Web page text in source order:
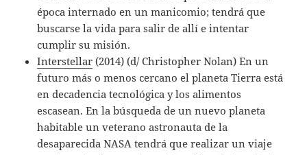
época internado en un manicomio; tendrá que
buscarse la vida para salir de allí e intentar
cumplir su misión.
Interstellar (2014) (d/ Christopher Nolan) En un
futuro más o menos cercano el planeta Tierra está
en decadencia tecnológica y los alimentos
escasean. En la búsqueda de un nuevo planeta
habitable un veterano astronauta de la
desaparecida NASA tendrá que realizar un viaje